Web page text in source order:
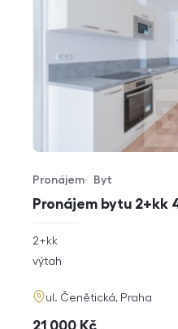
Pronájem bytu 2+kk
Typ nabídky
Pronájem
Typ nemovitosti
Byt
rozměry
dispozice
2+kk
funkce
výtah
adresa
ul. Čenětická, Praha
cena
21 000 Kč